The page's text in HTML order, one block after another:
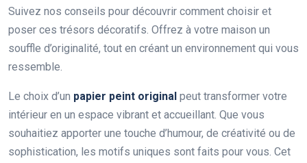
Suivez nos conseils pour découvrir comment choisir et
poser ces trésors décoratifs. Offrez à votre maison un
souffle d’originalité, tout en créant un environnement qui vous
ressemble.
Le choix d’un papier peint original peut transformer votre
intérieur en un espace vibrant et accueillant. Que vous
souhaitiez apporter une touche d’humour, de créativité ou de
sophistication, les motifs uniques sont faits pour vous. Cet